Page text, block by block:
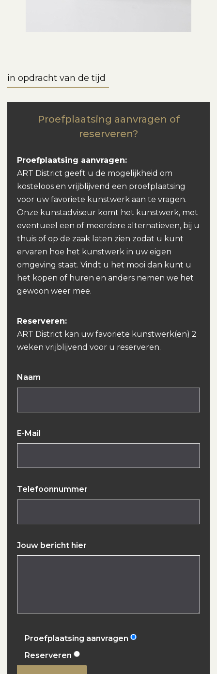
in opdracht van de tijd
Proefplaatsing aanvragen of
reserveren?
Proefplaatsing aanvragen:
ART District geeft u de mogelijkheid om
kosteloos en vrijblijvend een proefplaatsing
voor uw favoriete kunstwerk aan te vragen.
Onze kunstadviseur komt het kunstwerk, met
eventueel een of meerdere alternatieven, bij u
thuis of op de zaak laten zien zodat u kunt
ervaren hoe het kunstwerk in uw eigen
omgeving staat. Vindt u het mooi dan kunt u
het kopen of huren en anders nemen we het
gewoon weer mee.
Reserveren:
ART District kan uw favoriete kunstwerk(en) 2
weken vrijblijvend voor u reserveren.
Naam
E-Mail
Telefoonnummer
Jouw bericht hier
Proefplaatsing aanvragen
Reserveren